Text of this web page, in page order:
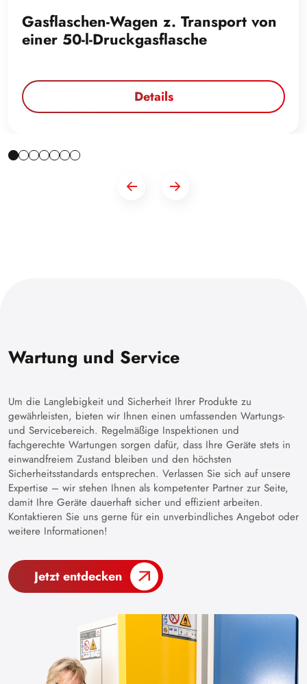
Gasflaschen-Wagen z. Transport von
einer 50-l-Druckgasflasche
Details
Wartung und Service
Um die Langlebigkeit und Sicherheit Ihrer Produkte zu
gewährleisten, bieten wir Ihnen einen umfassenden Wartungs-
und Servicebereich. Regelmäßige Inspektionen und
fachgerechte Wartungen sorgen dafür, dass Ihre Geräte stets in
einwandfreiem Zustand bleiben und den höchsten
Sicherheitsstandards entsprechen. Verlassen Sie sich auf unsere
Expertise – wir stehen Ihnen als kompetenter Partner zur Seite,
damit Ihre Geräte dauerhaft sicher und effizient arbeiten.
Kontaktieren Sie uns gerne für ein unverbindliches Angebot oder
weitere Informationen!
Jetzt entdecken